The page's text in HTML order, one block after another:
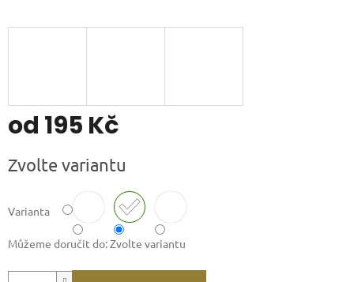
od 195 Kč
cena:
Zvolte variantu
Varianta
Můžeme doručit do:Zvolte variantu